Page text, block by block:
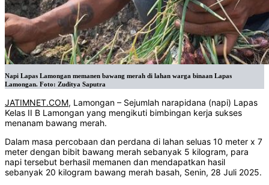
Napi Lapas Lamongan memanen bawang merah di lahan warga binaan Lapas
Lamongan. Foto: Zuditya Saputra
JATIMNET.COM, Lamongan – Sejumlah narapidana (napi) Lapas
Kelas II B Lamongan yang mengikuti bimbingan kerja sukses
menanam bawang merah.
Dalam masa percobaan dan perdana di lahan seluas 10 meter x 7
meter dengan bibit bawang merah sebanyak 5 kilogram, para
napi tersebut berhasil memanen dan mendapatkan hasil
sebanyak 20 kilogram bawang merah basah, Senin, 28 Juli 2025.